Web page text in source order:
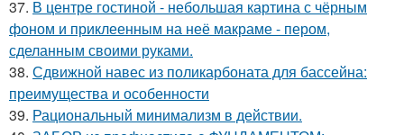
37. В центре гостиной - небольшая картина с чёрным
фоном и приклеенным на неё макраме - пером,
сделанным своими руками.
38. Сдвижной навес из поликарбоната для бассейна:
преимущества и особенности
39. Рациональный минимализм в действии.